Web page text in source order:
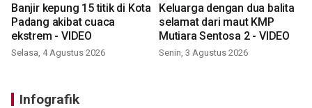
Banjir kepung 15 titik di Kota
Padang akibat cuaca
ekstrem - VIDEO
Selasa, 4 Agustus 2026
Keluarga dengan dua balita
selamat dari maut KMP
Mutiara Sentosa 2 - VIDEO
Senin, 3 Agustus 2026
Infografik